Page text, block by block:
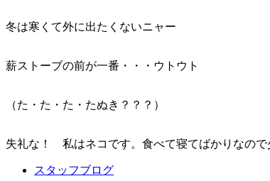
冬は寒くて外に出たくないニャー
薪ストーブの前が一番・・・ウトウト
（た・た・た・たぬき？？？）
失礼な！ 私はネコです。食べて寝てばかりなので
スタッフブログ